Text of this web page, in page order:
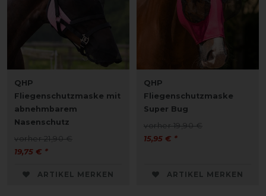
QHP
Fliegenschutzmaske mit
abnehmbarem
Nasenschutz
vorher 21,90 €
19,75 € *
ARTIKEL MERKEN
QHP
Fliegenschutzmaske
Super Bug
vorher 19,90 €
15,95 € *
ARTIKEL MERKEN